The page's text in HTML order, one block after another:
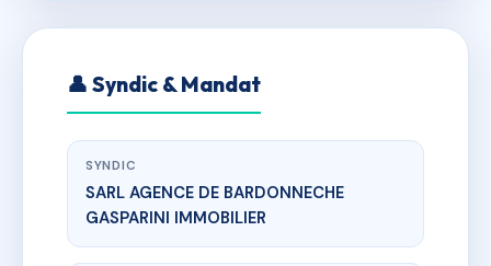
👤 Syndic & Mandat
SYNDIC
SARL AGENCE DE BARDONNECHE
GASPARINI IMMOBILIER